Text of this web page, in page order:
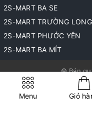
Menu Giỏ
2S-MART BA SE
2S-MART TRƯỜNG LONG
2S-MART PHƯỚC YÊN
2S-MART BA MÍT
© Bản